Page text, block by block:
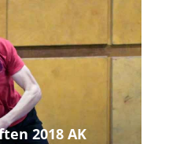
2018 AK